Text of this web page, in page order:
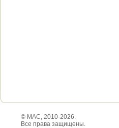
© МАС, 2010-2026.
Все права защищены.